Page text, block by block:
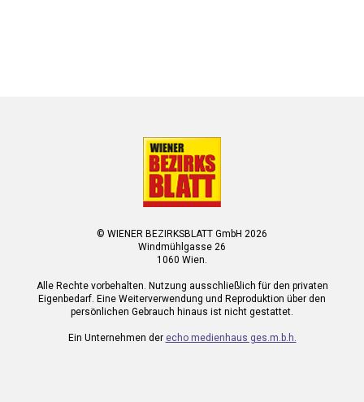
© WIENER BEZIRKSBLATT GmbH 2026
Windmühlgasse 26
1060 Wien.
Alle Rechte vorbehalten. Nutzung ausschließlich für den privaten
Eigenbedarf. Eine Weiterverwendung und Reproduktion über den
persönlichen Gebrauch hinaus ist nicht gestattet.
Ein Unternehmen der echo medienhaus ges.m.b.h.